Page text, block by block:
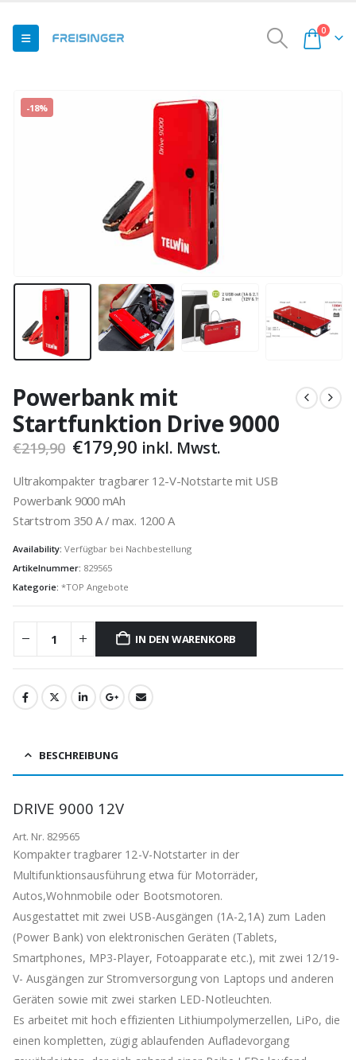
0
-18%
Powerbank mit
Startfunktion Drive 9000
€219,90 Ursprünglicher
war:
€219,90
€179,90Aktueller
ist:
inkl. Mwst.
Ultrakompakter tragbarer 12-V-Notstarte mit USB
Powerbank 9000 mAh
Startstrom 350 A / max. 1200 A
Availability: Verfügbar bei Nachbestellung
Artikelnummer: 829565
Kategorie: *TOP Angebote
IN DEN WARENKORB
BESCHREIBUNG
DRIVE 9000 12V
Art. Nr. 829565
Kompakter tragbarer 12-V-Notstarter in der
Multifunktionsausführung etwa für Motorräder,
Autos,Wohnmobile oder Bootsmotoren.
Ausgestattet mit zwei USB-Ausgängen (1A-2,1A) zum Laden
(Power Bank) von elektronischen Geräten (Tablets,
Smartphones, MP3-Player, Fotoapparate etc.), mit zwei 12/19-
V- Ausgängen zur Stromversorgung von Laptops und anderen
Geräten sowie mit zwei starken LED-Notleuchten.
Es arbeitet mit hoch effizienten Lithiumpolymerzellen, LiPo, die
einen kompletten, zügig ablaufenden Aufladevorgang